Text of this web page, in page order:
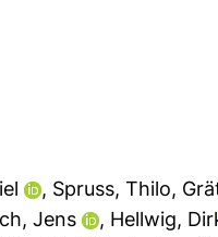
, Spruss, Thilo,
Jens , Hellwig,